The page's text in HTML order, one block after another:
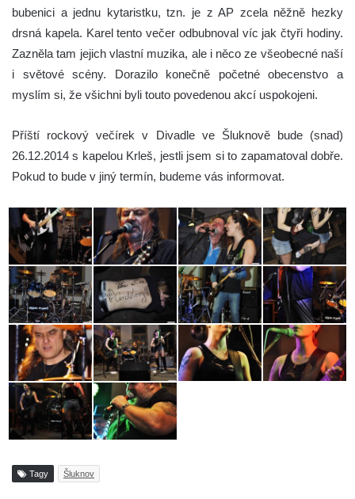
bubenici a jednu kytaristku, tzn. je z AP zcela něžně hezky
drsná kapela. Karel tento večer odbubnoval víc jak čtyři hodiny.
Zazněla tam jejich vlastní muzika, ale i něco ze všeobecné naší
i světové scény. Dorazilo konečně početné obecenstvo a
myslím si, že všichni byli touto povedenou akcí uspokojeni.
Příští rockový večírek v Divadle ve Šluknově bude (snad)
26.12.2014 s kapelou Krleš, jestli jsem si to zapamatoval dobře.
Pokud to bude v jiný termín, budeme vás informovat.
Tagy Šluknov